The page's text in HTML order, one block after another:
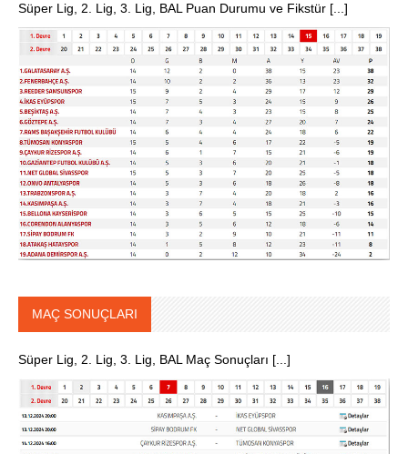
Süper Lig, 2. Lig, 3. Lig, BAL Puan Durumu ve Fikstür [...]
MAÇ SONUÇLARI
Süper Lig, 2. Lig, 3. Lig, BAL Maç Sonuçları [...]